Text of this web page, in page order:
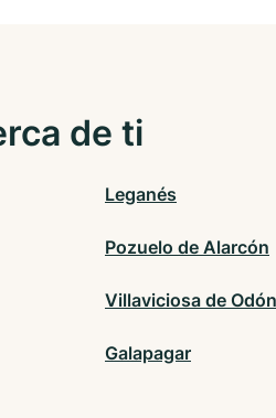
de ti
Leganés
Pozuelo de Alarcón
Villaviciosa de Odón
Galapagar